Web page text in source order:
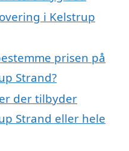
i Kelstrup
prisen på
Strand?
der tilbyder
Strand eller hele